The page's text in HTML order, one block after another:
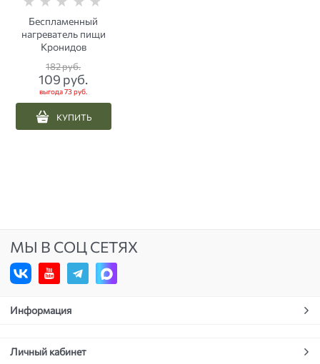
Беспламенный
нагреватель пищи
Кронидов
182 руб.
109 руб.
выгода73 руб.
КУПИТЬ
МЫ В СОЦ СЕТЯХ
Информация
Личный кабинет